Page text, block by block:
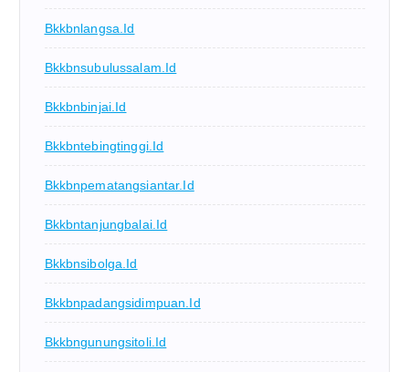
Bkkbnlangsa.id
Bkkbnsubulussalam.id
Bkkbnbinjai.id
Bkkbntebingtinggi.id
Bkkbnpematangsiantar.id
Bkkbntanjungbalai.id
Bkkbnsibolga.id
Bkkbnpadangsidimpuan.id
Bkkbngunungsitoli.id